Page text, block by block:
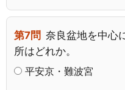
第7問 奈良盆地を中心
所はどれか。
平安京・難波宮